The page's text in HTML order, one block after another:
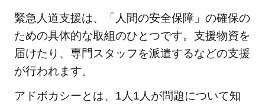
緊急人道支援は、「人間の安全保障」の確保の
ための具体的な取組のひとつです。支援物資を
届けたり、専門スタッフを派遣するなどの支援
が行われます。
アドボカシーとは、1人1人が問題について知